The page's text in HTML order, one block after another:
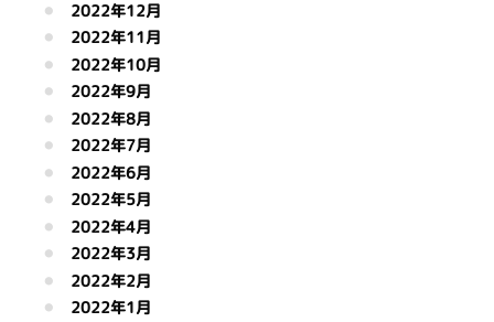
2022年12月
2022年11月
2022年10月
2022年9月
2022年8月
2022年7月
2022年6月
2022年5月
2022年4月
2022年3月
2022年2月
2022年1月